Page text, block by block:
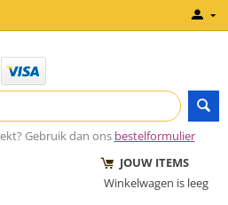
Gebruik dan ons bestelformulier
JOUW ITEMS
Winkelwagen is leeg